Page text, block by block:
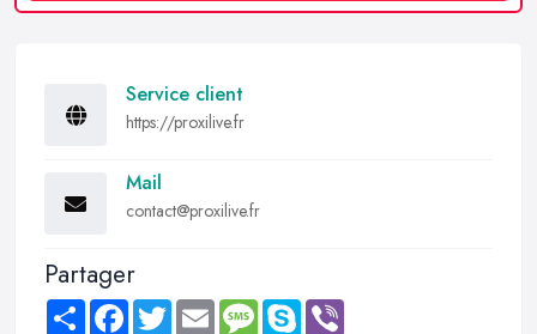
Service client
https://proxilive.fr
Mail
contact@proxilive.fr
Partager
Share FacebookTwitter Email MessageSkype